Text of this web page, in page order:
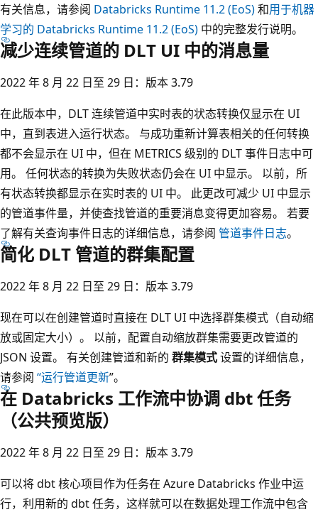
有关信息，请参阅 Databricks Runtime 11.2 (EoS)和用于机器
学习的 Databricks Runtime 11.2 (EoS) 中的完整发行说明。
减少连续管道的 DLT UI 中的消息量
2022 年 8 月 22 日至 29 日：版本 3.79
在此版本中，DLT 连续管道中实时表的状态转换仅显示在 UI
中，直到表进入运行状态。 与成功重新计算表相关的任何转换
都不会显示在 UI 中，但在 METRICS 级别的 DLT 事件日志中可
用。 任何状态的转换为失败状态仍会在 UI 中显示。 以前，所
有状态转换都显示在实时表的 UI 中。 此更改可减少 UI 中显示
的管道事件量，并使查找管道的重要消息变得更加容易。 若要
了解有关查询事件日志的详细信息，请参阅 管道事件日志。
简化 DLT 管道的群集配置
2022 年 8 月 22 日至 29 日：版本 3.79
现在可以在创建管道时直接在 DLT UI 中选择群集模式（自动缩
放或固定大小）。 以前，配置自动缩放群集需要更改管道的
JSON 设置。 有关创建管道和新的 群集模式设置的详细信息，
请参阅 “运行管道更新”。
在 Databricks 工作流中协调 dbt 任务
（公共预览版）
2022 年 8 月 22 日至 29 日：版本 3.79
可以将 dbt 核心项目作为任务在 Azure Databricks 作业中运
行，利用新的 dbt 任务，这样就可以在数据处理工作流中包含